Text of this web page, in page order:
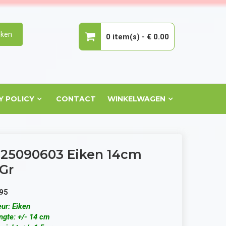
0 item(s) - € 0.00
POLICY CONTACT WINKELWAGEN
Eiken 14cm
Eiken
+/- 14 cm